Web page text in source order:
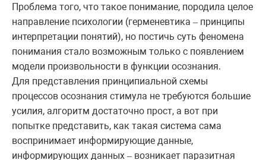
Проблема того, что такое понимание, породила целое
направление психологии (герменевтика – принципы
интерпретации понятий), но постичь суть феномена
понимания стало возможным только с появлением
модели произвольности в функции осознания.
Для представления принципиальной схемы
процессов осознания стимула не требуются большие
усилия, алгоритм достаточно прост, а вот при
попытке представить, как такая система сама
воспринимает информирующие данные,
информирующих данных – возникает паразитная